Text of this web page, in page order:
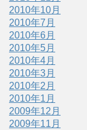
2010年10月
2010年7月
2010年6月
2010年5月
2010年4月
2010年3月
2010年2月
2010年1月
2009年12月
2009年11月